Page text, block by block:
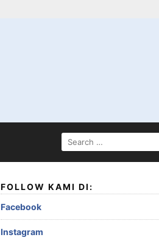
SEARCH
FOR:
FOLLOW KAMI DI:
Facebook
Instagram